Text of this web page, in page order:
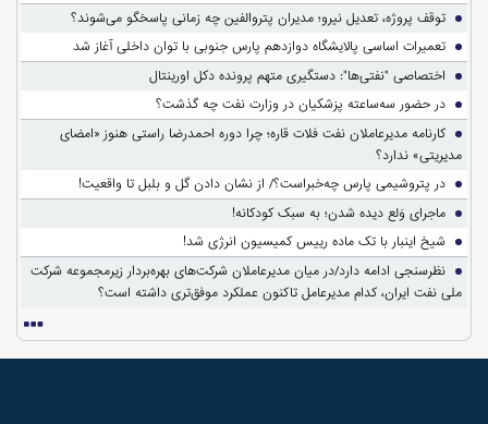
توقف پروژه، تعدیل نیرو؛ مدیران پتروالفین چه زمانی پاسخگو می‌شوند؟
تعمیرات اساسی پالایشگاه دوازدهم پارس جنوبی با توان داخلی آغاز شد
اختصاصی "نفتی‌ها": دستگیری متهم پرونده دکل اورینتال
در حضور سه‌ساعته پزشکیان در وزارت نفت چه گذشت؟
کارنامه مدیرعاملان نفت فلات قاره؛ چرا دوره احمدرضا راستی هنوز «امضای
مدیریتی» ندارد؟
در پتروشیمی پارس چه‌خبراست؟/ از نشان دادن گل و بلبل تا واقعیت!
ماجرای وَلع دیده شدن؛ به سبک کودکانه!
شیخ اینبار با تک ماده رییس کمیسیون انرژی شد!
نظرسنجی ادامه دارد/در میان مدیرعاملان شرکت‌های بهره‌بردار زیرمجموعه شرکت
ملی نفت ایران، کدام مدیرعامل تاکنون عملکرد موفق‌تری داشته است؟